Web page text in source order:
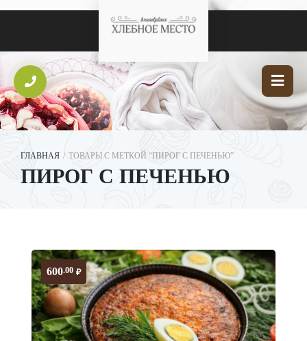
ГЛАВНАЯ / ТОВАРЫ С МЕТКОЙ “ПИРОГ С ПЕЧЕНЬЮ”
ПИРОГ С ПЕЧЕНЬЮ
600.00 ₽